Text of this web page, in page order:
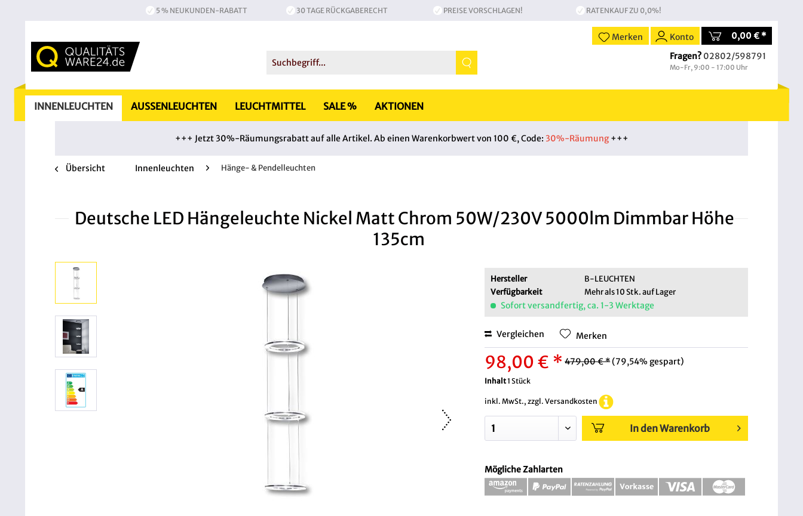
5 % NEUKUNDEN-RABATT 30 TAGE RÜCKGABERECHT PREISE VORSCHLAGEN! RATENKAUF ZU 0,0%!
Merken Konto
0,00 € *
Fragen? 02802/598791
Mo-Fr, 9:00 - 17:00 Uhr
INNENLEUCHTEN AUSSENLEUCHTEN LEUCHTMITTEL SALE % AKTIONEN
+++ Jetzt 30%-Räumungsrabatt auf alle Artikel. Ab einen Warenkorbwert von 100 €, Code: 30%-Räumung+++
Übersicht Innenleuchten Hänge- & Pendelleuchten
Deutsche LED Hängeleuchte Nickel Matt Chrom 50W/230V 5000lm Dimmbar Höhe
135cm
Hersteller
B-LEUCHTEN
Verfügbarkeit
Mehr als 10 Stk. auf Lager
Sofort versandfertig, ca. 1-3 Werktage
Vergleichen Merken
98,00 € * 479,00 € *(79,54% gespart)
Inhalt1 Stück
inkl. MwSt., zzgl. Versandkosten
In den Warenkorb
Mögliche Zahlarten